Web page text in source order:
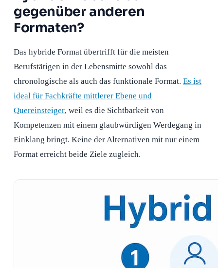
gegenüber anderen
Formaten?
Das hybride Format übertrifft für die meisten
Berufstätigen in der Lebensmitte sowohl das
chronologische als auch das funktionale Format. Es ist
ideal für Fachkräfte mittlerer Ebene und
Quereinsteiger, weil es die Sichtbarkeit von
Kompetenzen mit einem glaubwürdigen Werdegang in
Einklang bringt. Keine der Alternativen mit nur einem
Format erreicht beide Ziele zugleich.